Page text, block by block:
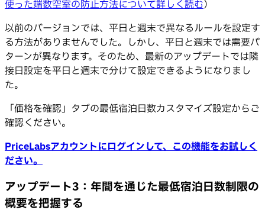
使った端数空室の防止方法について詳しく読む）
以前のバージョンでは、平日と週末で異なるルールを設定す
る方法がありませんでした。しかし、平日と週末では需要パ
ターンが異なります。そのため、最新のアップデートでは隣
接日設定を平日と週末で分けて設定できるようになりまし
た。
「価格を確認」タブの最低宿泊日数カスタマイズ設定からご
確認ください。
PriceLabsアカウントにログインして、この機能をお試しく
ださい。
アップデート3：年間を通じた最低宿泊日数制限の
概要を把握する